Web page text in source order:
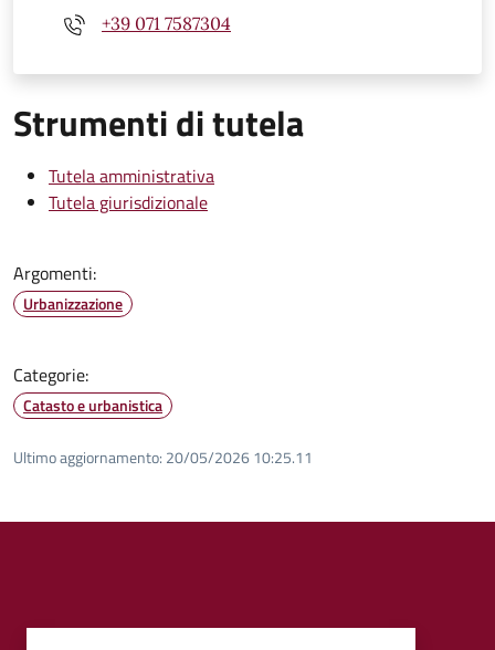
+39 071 7587304
Strumenti di tutela
Tutela amministrativa
Tutela giurisdizionale
Argomenti:
Urbanizzazione
Categorie:
Catasto e urbanistica
Ultimo aggiornamento: 20/05/2026 10:25.11